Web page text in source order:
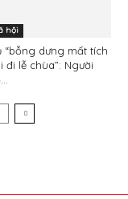
hội
“bỗng dưng mất tích
đi lễ chùa”: Người